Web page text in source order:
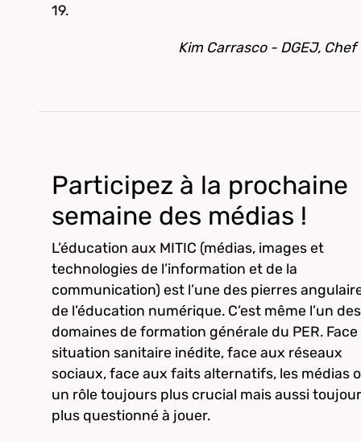
19.
Kim Carrasco - DGEJ, Chef
Participez à la prochaine
semaine des médias !
L’éducation aux MITIC (médias, images et
technologies de l’information et de la
communication) est l’une des pierres
de l’éducation numérique. C’est même l’un des
domaines de formation générale du PER. Face
situation sanitaire inédite, face aux réseaux
sociaux, face aux faits alternatifs, les médias
un rôle toujours plus crucial mais aussi
plus questionné à jouer.